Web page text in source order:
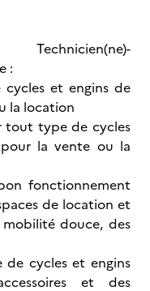
:
et engins de
la location
tout type de cycles
la vente ou la
fonctionnement
de location et
douce, des
cycles et engins
et des